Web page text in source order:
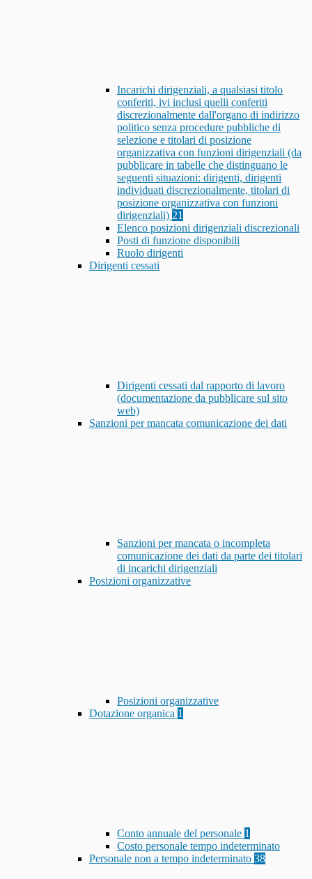
Incarichi dirigenziali, a qualsiasi titolo
conferiti, ivi inclusi quelli conferiti
discrezionalmente dall'organo di indirizzo
politico senza procedure pubbliche di
selezione e titolari di posizione
organizzativa con funzioni dirigenziali (da
pubblicare in tabelle che distinguano le
seguenti situazioni: dirigenti, dirigenti
individuati discrezionalmente, titolari di
posizione organizzativa con funzioni
dirigenziali) 21
Elenco posizioni dirigenziali discrezionali
Posti di funzione disponibili
Ruolo dirigenti
Dirigenti cessati
Dirigenti cessati dal rapporto di lavoro
(documentazione da pubblicare sul sito
web)
Sanzioni per mancata comunicazione dei dati
Sanzioni per mancata o incompleta
comunicazione dei dati da parte dei titolari
di incarichi dirigenziali
Posizioni organizzative
Posizioni organizzative
Dotazione organica 1
Conto annuale del personale 1
Costo personale tempo indeterminato
Personale non a tempo indeterminato 38